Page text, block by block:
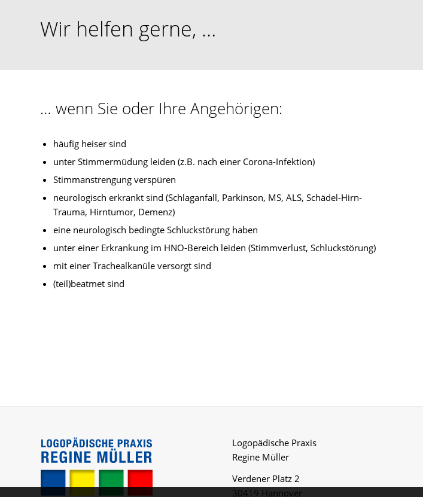
Wir helfen gerne, …
… wenn Sie oder Ihre Angehörigen:
häufig heiser sind
unter Stimmermüdung leiden (z.B. nach einer Corona-Infektion)
Stimmanstrengung verspüren
neurologisch erkrankt sind (Schlaganfall, Parkinson, MS, ALS, Schädel-Hirn-
Trauma, Hirntumor, Demenz)
eine neurologisch bedingte Schluckstörung haben
unter einer Erkrankung im HNO-Bereich leiden (Stimmverlust, Schluckstörung)
mit einer Trachealkanüle versorgt sind
(teil)beatmet sind
Logopädische Praxis
Regine Müller
Verdener Platz 2
30419 Hannover